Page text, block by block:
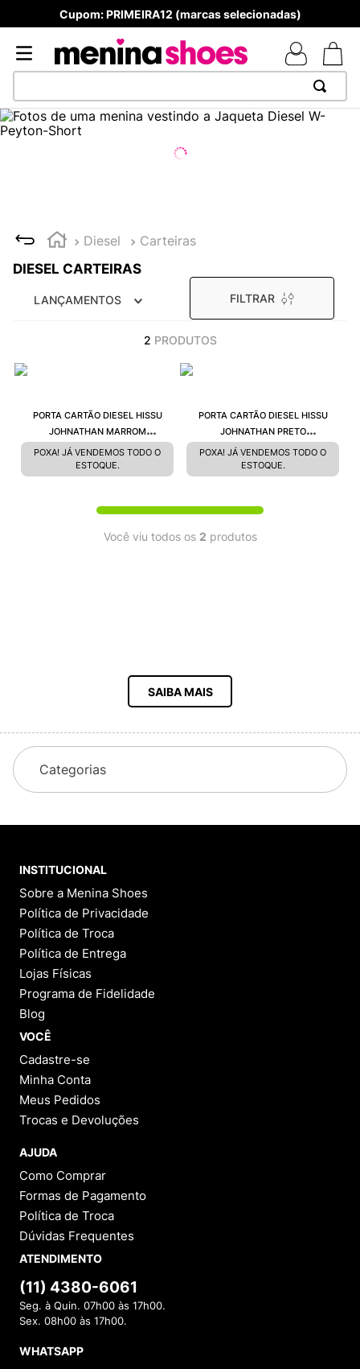
Cupom: PRIMEIRA12 (marcas selecionadas)
Diesel
Carteiras
DIESEL CARTEIRAS
LANÇAMENTOS FILTRAR
2 PRODUTOS
PORTA CARTÃO DIESEL HISSU
JOHNATHAN MARROM
X09011PR227H9526
POXA! JÁ VENDEMOS TODO O
ESTOQUE.
PORTA CARTÃO DIESEL HISSU
JOHNATHAN PRETO
X09011PR227H3778
POXA! JÁ VENDEMOS TODO O
ESTOQUE.
Você viu todos os 2 produtos
SAIBA MAIS
Categorias
INSTITUCIONAL
Sobre a Menina Shoes
Política de Privacidade
Política de Troca
Política de Entrega
Lojas Físicas
Programa de Fidelidade
Blog
VOCÊ
Cadastre-se
Minha Conta
Meus Pedidos
Trocas e Devoluções
AJUDA
Como Comprar
Formas de Pagamento
Política de Troca
Dúvidas Frequentes
ATENDIMENTO
(11) 4380-6061
Seg. à Quin. 07h00 às 17h00.
Sex. 08h00 às 17h00.
WHATSAPP
TERMOS MAIS BUSCADOS
MELISSA SLIDE
VANS TÊNIS VANS ULTRARANGE